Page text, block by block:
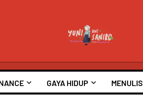
GAYA HIDUP MENULIS